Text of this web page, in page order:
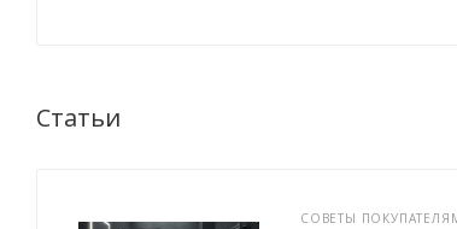
Статьи
СОВЕТЫ